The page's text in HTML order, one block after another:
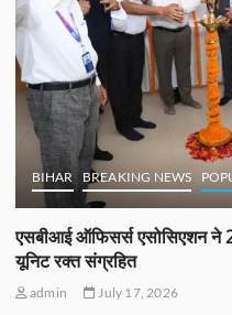
BIHAR BREAKING NEWS
एसबीआई ऑफिसर्स एसोसिएशन ने
यूनिट रक्त संग्रहित
admin July 17, 2026